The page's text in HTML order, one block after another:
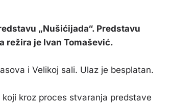
„Nušićijada“. Predstavu
režira je Ivan Tomašević.
i Velikoj sali. Ulaz je besplatan.
kroz proces stvaranja predstave